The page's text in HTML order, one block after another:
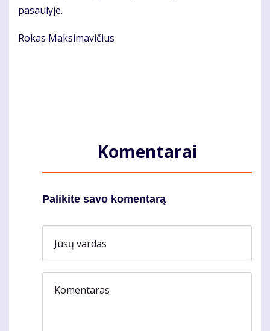
pasaulyje.
Rokas Maksimavičius
Komentarai
Palikite savo komentarą
Jūsų vardas
Komentaras